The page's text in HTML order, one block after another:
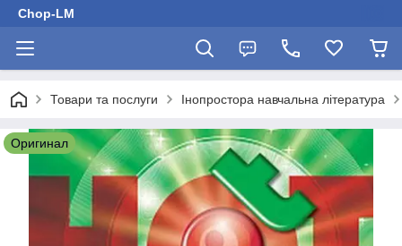
Chop-LM
Товари та послуги Інопростора навчальна література
Оригинал